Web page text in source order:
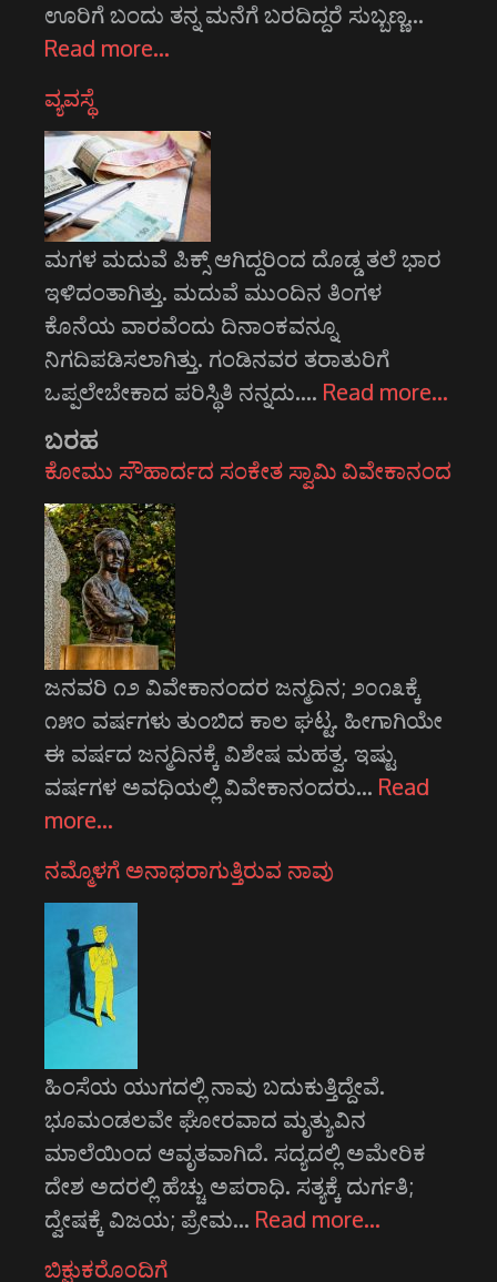
ಊರಿಗೆ ಬಂದು ತನ್ನ ಮನೆಗೆ ಬರದಿದ್ದರೆ ಸುಬ್ಬಣ್ಣ…
Read more…
ವ್ಯವಸ್ಥೆ
ಮಗಳ ಮದುವೆ ಪಿಕ್ಸ್ ಆಗಿದ್ದರಿಂದ ದೊಡ್ಡ ತಲೆ ಭಾರ
ಇಳಿದಂತಾಗಿತ್ತು. ಮದುವೆ ಮುಂದಿನ ತಿಂಗಳ
ಕೊನೆಯ ವಾರವೆಂದು ದಿನಾಂಕವನ್ನೂ
ನಿಗದಿಪಡಿಸಲಾಗಿತ್ತು. ಗಂಡಿನವರ ತರಾತುರಿಗೆ
ಒಪ್ಪಲೇಬೇಕಾದ ಪರಿಸ್ಥಿತಿ ನನ್ನದು.… Read more…
ಬರಹ
ಕೋಮು ಸೌಹಾರ್ದದ ಸಂಕೇತ ಸ್ವಾಮಿ ವಿವೇಕಾನಂದ
ಜನವರಿ ೧೨ ವಿವೇಕಾನಂದರ ಜನ್ಮದಿನ; ೨೦೧೩ಕ್ಕೆ
೧೫೦ ವರ್ಷಗಳು ತುಂಬಿದ ಕಾಲ ಘಟ್ಟ. ಹೀಗಾಗಿಯೇ
ಈ ವರ್ಷದ ಜನ್ಮದಿನಕ್ಕೆ ವಿಶೇಷ ಮಹತ್ವ. ಇಷ್ಟು
ವರ್ಷಗಳ ಅವಧಿಯಲ್ಲಿ ವಿವೇಕಾನಂದರು… Read
more…
ನಮ್ಮೊಳಗೆ ಅನಾಥರಾಗುತ್ತಿರುವ ನಾವು
ಹಿಂಸೆಯ ಯುಗದಲ್ಲಿ ನಾವು ಬದುಕುತ್ತಿದ್ದೇವೆ.
ಭೂಮಂಡಲವೇ ಘೋರವಾದ ಮೃತ್ಯುವಿನ
ಮಾಲೆಯಿಂದ ಆವೃತವಾಗಿದೆ. ಸದ್ಯದಲ್ಲಿ ಅಮೇರಿಕ
ದೇಶ ಅದರಲ್ಲಿ ಹೆಚ್ಚು ಅಪರಾಧಿ. ಸತ್ಯಕ್ಕೆ ದುರ್ಗತಿ;
ದ್ವೇಷಕ್ಕೆ ವಿಜಯ; ಪ್ರೇಮ… Read more…
ಬಿಕ್ಷುಕರೊಂದಿಗೆ